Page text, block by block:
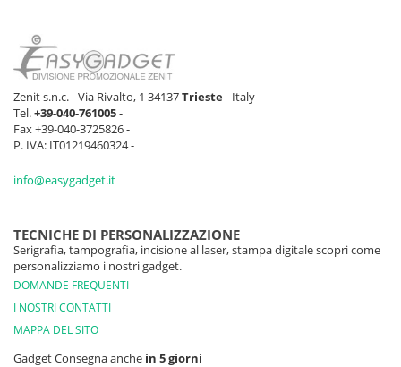
Zenit s.n.c. - Via Rivalto, 1 34137Trieste- Italy -
Tel.+39-040-761005-
Fax +39-040-3725826 -
P. IVA: IT01219460324 -
info@easygadget.it
TECNICHE DI PERSONALIZZAZIONE
Serigrafia, tampografia, incisione al laser, stampa digitale scopri come
personalizziamo i nostri gadget.
DOMANDE FREQUENTI
I NOSTRI CONTATTI
MAPPA DEL SITO
Gadget Consegna anche in 5 giorni